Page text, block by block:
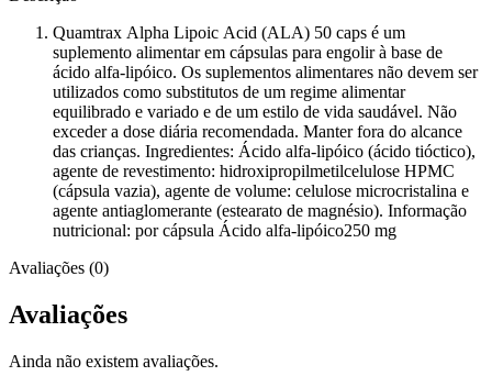
Quamtrax Alpha Lipoic Acid (ALA) 50 caps é um
suplemento alimentar em cápsulas para engolir à base de
ácido alfa-lipóico. Os suplementos alimentares não devem ser
utilizados como substitutos de um regime alimentar
equilibrado e variado e de um estilo de vida saudável. Não
exceder a dose diária recomendada. Manter fora do alcance
das crianças. Ingredientes: Ácido alfa-lipóico (ácido tióctico),
agente de revestimento: hidroxipropilmetilcelulose HPMC
(cápsula vazia), agente de volume: celulose microcristalina e
agente antiaglomerante (estearato de magnésio). Informação
nutricional: por cápsula Ácido alfa-lipóico250 mg
Avaliações (0)
Avaliações
Ainda não existem avaliações.